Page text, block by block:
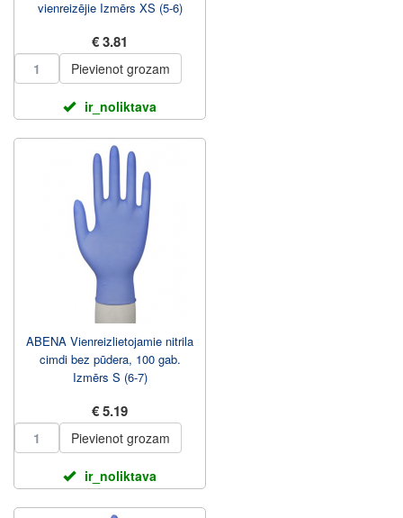
vienreizējie Izmērs XS (5-6)
€ 3.81
Pievienot grozam
ir_noliktava
ABENA Vienreizlietojamie nitrila
cimdi bez pūdera, 100 gab.
Izmērs S (6-7)
€ 5.19
Pievienot grozam
ir_noliktava